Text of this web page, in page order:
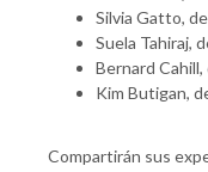
Silvia Gatto, de
Suela Tahiraj,
Bernard Cahill,
Kim Butigan,
Compartirán sus